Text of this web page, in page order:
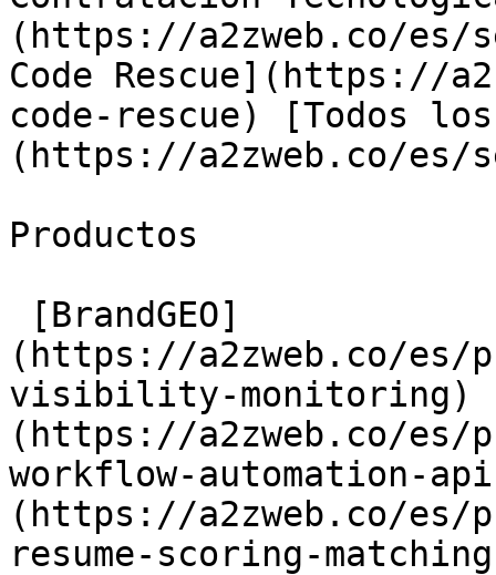
(https://a2zweb.co/
Code Rescue](https://
code-rescue) [Todos
(https://a2zweb.co/
Productos
(https://a2zweb.co/es/
visibility-monitoring)
(https://a2zweb.co/es/
workflow-automation-
(https://a2zweb.co/es/
resume-scoring-